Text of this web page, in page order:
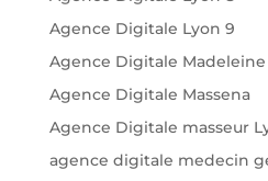
Agence Digitale Lyon 9
Agence Digitale Madeleine
Agence Digitale Massena
Agence Digitale masseur
agence digitale medecin